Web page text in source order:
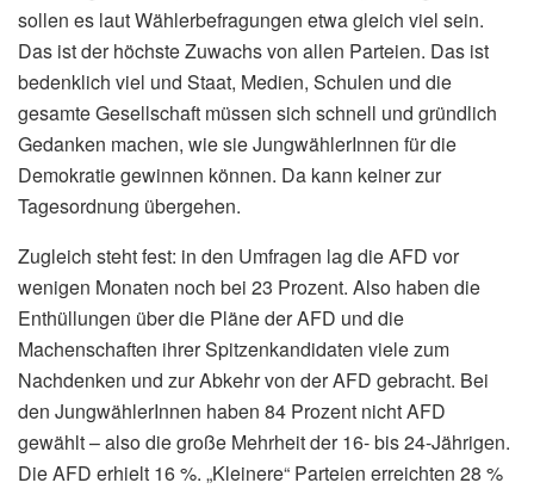
sollen es laut Wählerbefragungen etwa gleich viel sein.
Das ist der höchste Zuwachs von allen Parteien. Das ist
bedenklich viel und Staat, Medien, Schulen und die
gesamte Gesellschaft müssen sich schnell und gründlich
Gedanken machen, wie sie JungwählerInnen für die
Demokratie gewinnen können. Da kann keiner zur
Tagesordnung übergehen.
Zugleich steht fest: in den Umfragen lag die AFD vor
wenigen Monaten noch bei 23 Prozent. Also haben die
Enthüllungen über die Pläne der AFD und die
Machenschaften ihrer Spitzenkandidaten viele zum
Nachdenken und zur Abkehr von der AFD gebracht. Bei
den JungwählerInnen haben 84 Prozent nicht AFD
gewählt – also die große Mehrheit der 16- bis 24-Jährigen.
Die AFD erhielt 16 %. „Kleinere“ Parteien erreichten 28 %